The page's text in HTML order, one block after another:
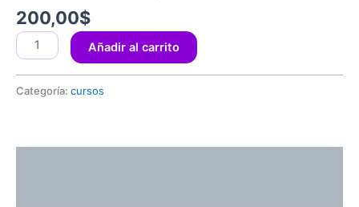
200,00$
Añadir al carrito
Categoría: cursos